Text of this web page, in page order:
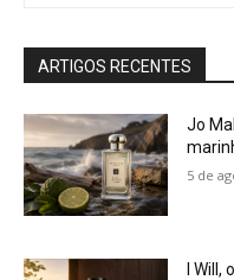
ARTIGOS RECENTES
Jo
5 de
I